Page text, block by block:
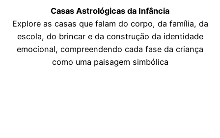
Casas Astrológicas da Infância
Explore as casas que falam do corpo, da família, da
escola, do brincar e da construção da identidade
emocional, compreendendo cada fase da criança
como uma paisagem simbólica